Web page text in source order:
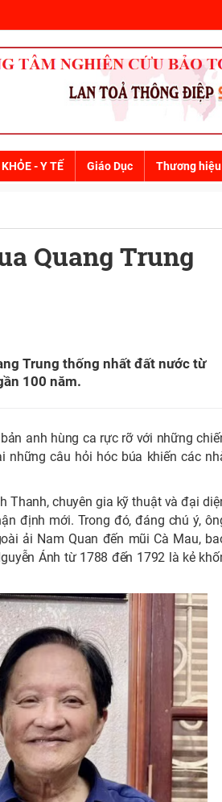
- Y TẾ Giáo Dục Thương
Quang Trung
Trung thống nhất đất nước từ
100 năm.
anh hùng ca rực rỡ với những
những câu hỏi hóc búa khiến các
Thanh, chuyên gia kỹ thuật và đại
định mới. Trong đó, đáng chú ý,
ải Nam Quan đến mũi Cà Mau,
Ánh từ 1788 đến 1792 là kẻ